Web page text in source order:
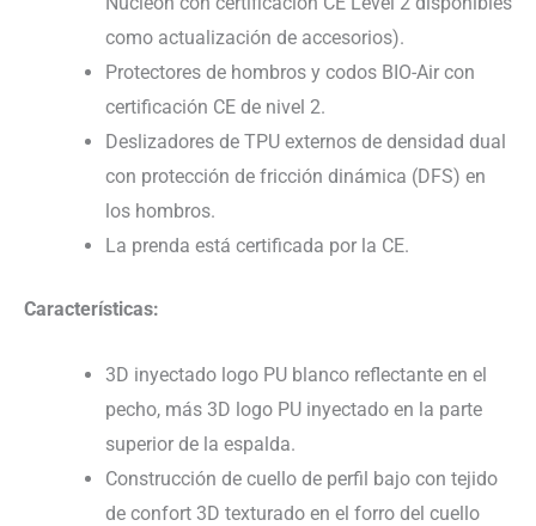
como actualización de accesorios).
Protectores de hombros y codos BIO-Air con
certificación CE de nivel 2.
Deslizadores de TPU externos de densidad dual
con protección de fricción dinámica (DFS) en
los hombros.
La prenda está certificada por la CE.
Características:
3D inyectado logo PU blanco reflectante en el
pecho, más 3D logo PU inyectado en la parte
superior de la espalda.
Construcción de cuello de perfil bajo con tejido
de confort 3D texturado en el forro del cuello